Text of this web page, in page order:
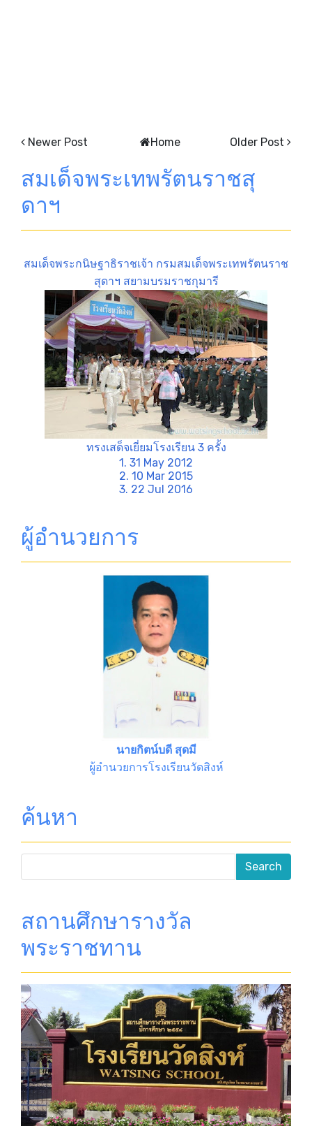
Newer Post Older Post
Home
สมเด็จพระเทพรัตนราชสุ
ดาฯ
สมเด็จพระกนิษฐาธิราชเจ้า กรมสมเด็จพระเทพรัตนราช
สุดาฯ สยามบรมราชกุมารี
ทรงเสด็จเยี่ยมโรงเรียน 3 ครั้ง
1. 31 May 2012
2. 10 Mar 2015
3. 22 Jul 2016
ผู้อำนวยการ
นายกิตน์บดี สุดมี
ผู้อำนวยการโรงเรียนวัดสิงห์
ค้นหา
สถานศึกษารางวัล
พระราชทาน